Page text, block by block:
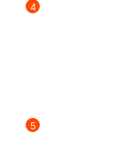
4
5